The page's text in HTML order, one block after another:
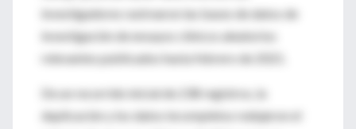
investigadores rastrearon las bases de datos de
investigación de ensayos clínicos aleatorios
relevantes publicados hasta febrero de 2021.
De un recorrido inicial de 238 registros, la
duplicación y los datos incompletos redujeron el